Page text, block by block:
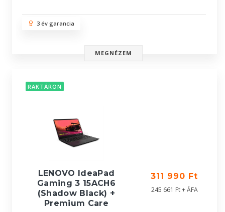
3 év garancia
MEGNÉZEM
RAKTÁRON
LENOVO IdeaPad
Gaming 3 15ACH6
(Shadow Black) +
Premium Care
311 990 Ft
245 661 Ft + ÁFA